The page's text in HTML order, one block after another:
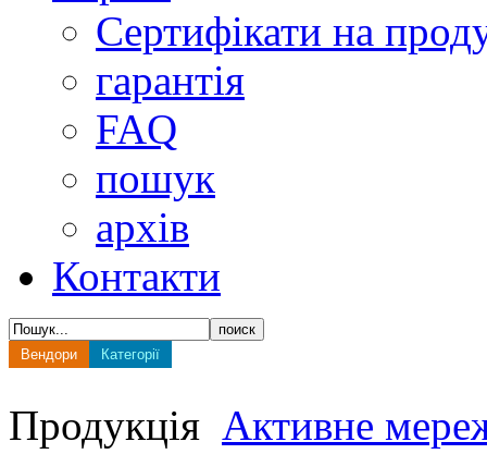
Сертифікати на
гарантія
FAQ
пошук
архів
Контакти
Вендори Категорії
Продукція Активне